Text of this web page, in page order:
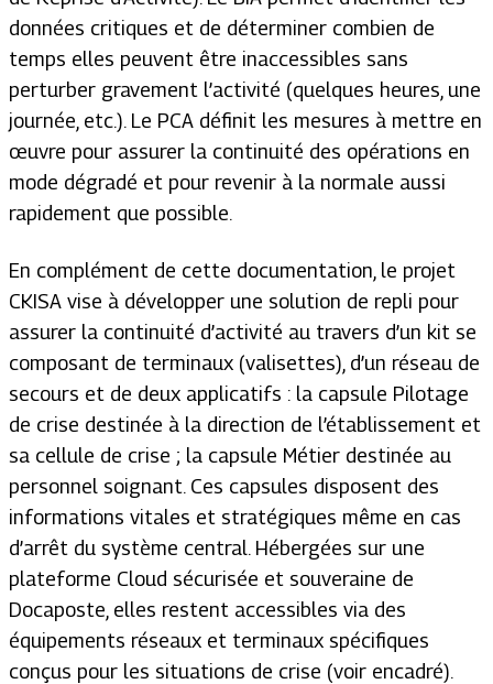
données critiques et de déterminer combien de
temps elles peuvent être inaccessibles sans
perturber gravement l’activité (quelques heures, une
journée, etc.). Le PCA définit les mesures à mettre en
œuvre pour assurer la continuité des opérations en
mode dégradé et pour revenir à la normale aussi
rapidement que possible.
En complément de cette documentation, le projet
CKISA vise à développer une solution de repli pour
assurer la continuité d’activité au travers d’un kit se
composant de terminaux (valisettes), d’un réseau de
secours et de deux applicatifs : la capsule Pilotage
de crise destinée à la direction de l’établissement et
sa cellule de crise ; la capsule Métier destinée au
personnel soignant. Ces capsules disposent des
informations vitales et stratégiques même en cas
d’arrêt du système central. Hébergées sur une
plateforme Cloud sécurisée et souveraine de
Docaposte, elles restent accessibles via des
équipements réseaux et terminaux spécifiques
conçus pour les situations de crise (voir encadré).